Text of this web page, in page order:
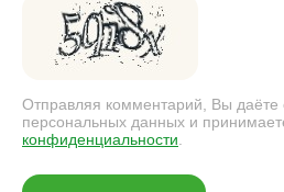
Отправляя комментарий, Вы даёте
персональных данных и
конфиденциальности.